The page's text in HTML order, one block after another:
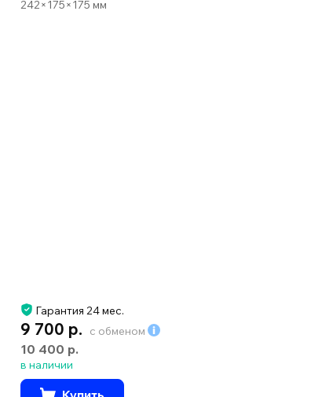
242×175×175 мм
Гарантия 24 мес.
9 700 р. с обменом
10 400 р.
в наличии